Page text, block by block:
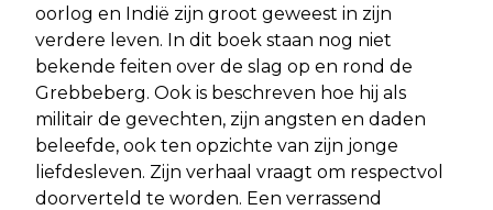
oorlog en Indië zijn groot geweest in zijn
verdere leven. In dit boek staan nog niet
bekende feiten over de slag op en rond de
Grebbeberg. Ook is beschreven hoe hij als
militair de gevechten, zijn angsten en daden
beleefde, ook ten opzichte van zijn jonge
liefdesleven. Zijn verhaal vraagt om respectvol
doorverteld te worden. Een verrassend